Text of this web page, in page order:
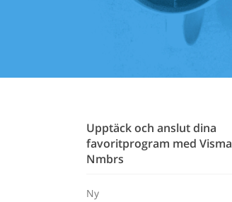
Upptäck och anslut dina
favoritprogram med Visma
Nmbrs
Ny